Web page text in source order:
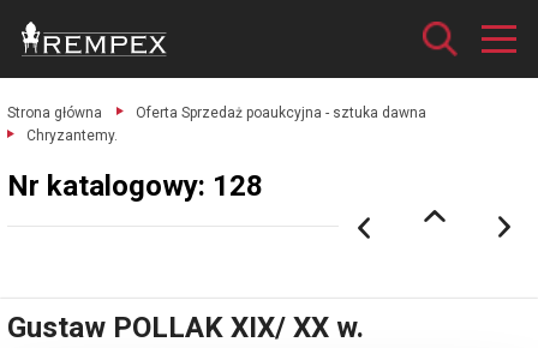
Strona główna
Oferta Sprzedaż poaukcyjna - sztuka dawna
Chryzantemy.
Nr katalogowy: 128
Gustaw POLLAK XIX/ XX w.